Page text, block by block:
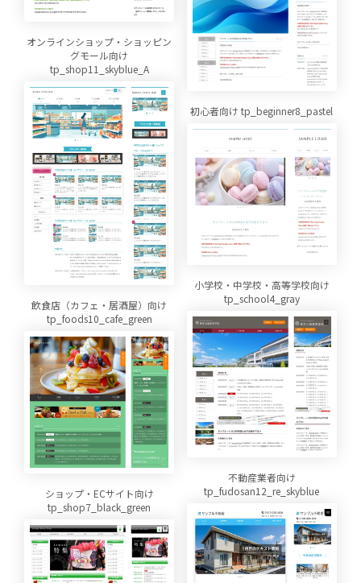
オンラインショップ・ショッピン
グモール向け
tp_shop11_skyblue_A
初心者向け tp_beginner8_pastel
小学校・中学校・高等学校向け
tp_school4_gray
飲食店（カフェ・居酒屋）向け
tp_foods10_cafe_green
不動産業者向け
tp_fudosan12_re_skyblue
ショップ・ECサイト向け
tp_shop7_black_green